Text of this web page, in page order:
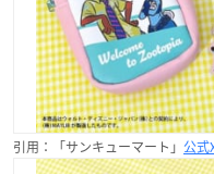
引用：「サンキューマート」 公式